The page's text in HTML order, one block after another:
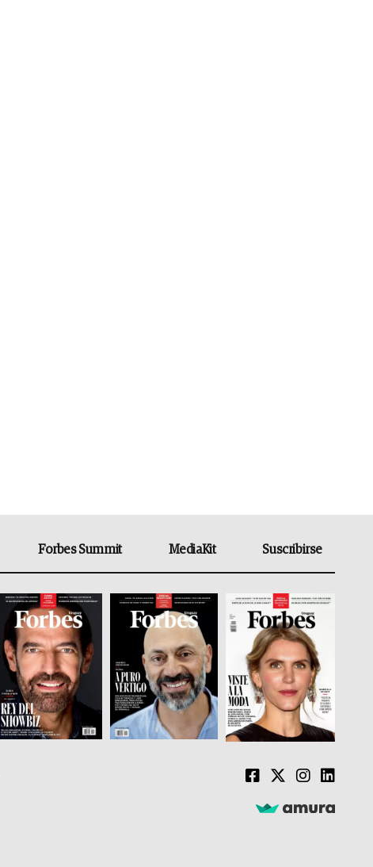
Forbes Summit MediaKit Suscribirse